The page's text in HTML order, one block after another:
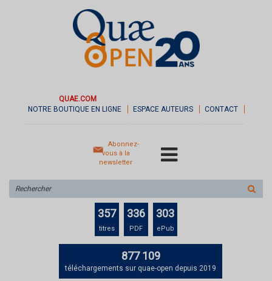
QUAE.COM
NOTRE BOUTIQUE EN LIGNE
ESPACE AUTEURS CONTACT
Abonnez-
vous à la
newsletter
sur
le
357
titres
336
PDF
303
ePub
877 109
téléchargements sur quae-open depuis 2019